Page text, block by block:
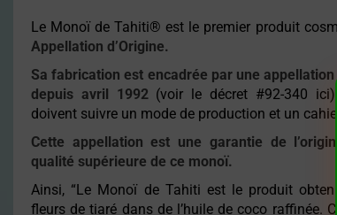
Le Monoï de Tahiti® est le premier produit
Appellation d’Origine.
Sa fabrication est encadrée par une appellation
depuis avril 1992(voir le décret #92-340 ici).
doivent suivre un mode de production et un
Cette appellation est une garantie de
qualité supérieure de ce monoï.
Ainsi, “Le Monoï de Tahiti est le produit
fleurs de tiaré dans de l’huile de coco raffinée.